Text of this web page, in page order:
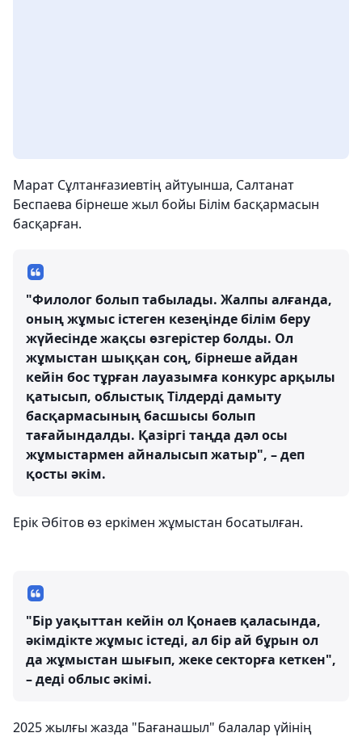
Марат Сұлтанғазиевтің айтуынша, Салтанат
Беспаева бірнеше жыл бойы Білім басқармасын
басқарған.
"Филолог болып табылады. Жалпы алғанда,
оның жұмыс істеген кезеңінде білім беру
жүйесінде жақсы өзгерістер болды. Ол
жұмыстан шыққан соң, бірнеше айдан
кейін бос тұрған лауазымға конкурс арқылы
қатысып, облыстық Тілдерді дамыту
басқармасының басшысы болып
тағайындалды. Қазіргі таңда дәл осы
жұмыстармен айналысып жатыр", – деп
қосты әкім.
Ерік Әбітов өз еркімен жұмыстан босатылған.
"Бір уақыттан кейін ол Қонаев қаласында,
әкімдікте жұмыс істеді, ал бір ай бұрын ол
да жұмыстан шығып, жеке секторға кеткен",
– деді облыс әкімі.
2025 жылғы жазда "Бағанашыл" балалар үйінің